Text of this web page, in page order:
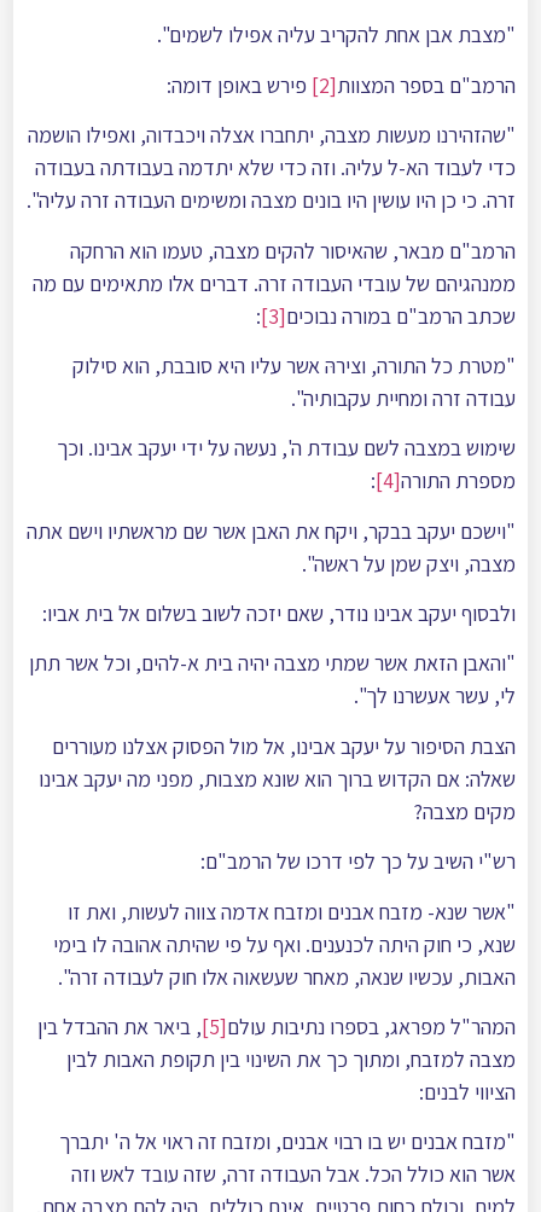
"מצבת אבן אחת להקריב עליה אפילו לשמים".
הרמב"ם בספר המצוות[2]
פירש באופן דומה:
"שהזהירנו מעשות מצבה, יתחברו אצלה ויכבדוה, ואפילו הושמה
כדי לעבוד הא-ל עליה. וזה כדי שלא יתדמה בעבודתה בעבודה
זרה. כי כן היו עושין היו בונים מצבה ומשימים העבודה זרה עליה".
הרמב"ם מבאר, שהאיסור להקים מצבה, טעמו הוא הרחקה
ממנהגיהם של עובדי העבודה זרה. דברים אלו מתאימים עם מה
שכתב הרמב"ם במורה נבוכים[3]
:
"מטרת כל התורה, וצירהּ אשר עליו היא סובבת, הוא סילוק
עבודה זרה ומחיית עקבותיה".
שימוש במצבה לשם עבודת ה', נעשה על ידי יעקב אבינו. וכך
מספרת התורה[4]
:
"וישכם יעקב בבקר, ויקח את האבן אשר שם מראשתיו וישם אתה
מצבה, ויצק שמן על ראשה".
ולבסוף יעקב אבינו נודר, שאם יזכה לשוב בשלום אל בית אביו:
"והאבן הזאת אשר שמתי מצבה יהיה בית א-להים, וכל אשר תתן
לי, עשר אעשרנו לך".
הצבת הסיפור על יעקב אבינו, אל מול הפסוק אצלנו מעוררים
שאלה: אם הקדוש ברוך הוא שונא מצבות, מפני מה יעקב אבינו
מקים מצבה?
רש"י השיב על כך לפי דרכו של הרמב"ם:
"אשר שנא- מזבח אבנים ומזבח אדמה צווה לעשות, ואת זו
שנא, כי חוק היתה לכנענים. ואף על פי שהיתה אהובה לו בימי
האבות, עכשיו שנאה, מאחר שעשאוה אלו חוק לעבודה זרה".
המהר"ל מפראג, בספרו נתיבות עולם[5]
, ביאר את ההבדל בין
מצבה למזבח, ומתוך כך את השינוי בין תקופת האבות לבין
הציווי לבנים:
"מזבח אבנים יש בו רבוי אבנים, ומזבח זה ראוי אל ה' יתברך
אשר הוא כולל הכל. אבל העבודה זרה, שזה עובד לאש וזה